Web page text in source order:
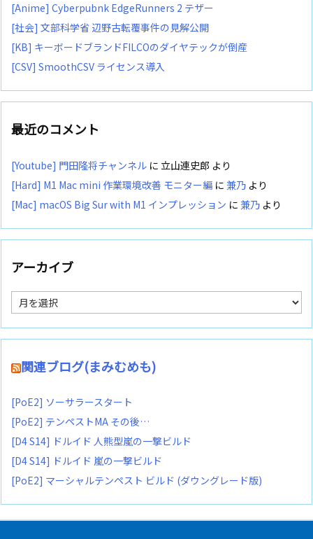
[Anime] Cyberpubnk EdgeRunners 2 テザー
[社会] 文部科学省 辺野古転覆事件の見解公開
[KB] キーボードブランドFILCOのダイヤテックが倒産
[CSV] SmoothCSV ライセンス導入
最近のコメント
[Youtube] 門田隆将チャンネル に 立山連史郎 より
[Hard] M1 Mac mini 作業環境改善 モニター編 に 兼乃 より
[Mac] macOS Big Sur with M1 インプレッション に 兼乃 より
アーカイブ
ア
ー
カ
イ
関連ブログ(まみむめも)
[PoE2] ソーサラースタート
[PoE2] テンペストMA その後…
[D4 S14] ドルイド 人熊型嵐の一撃ビルド
[D4 S14] ドルイド 嵐の一撃ビルド
[PoE2] マーシャルテンペスト ビルド (ダウングレード版)